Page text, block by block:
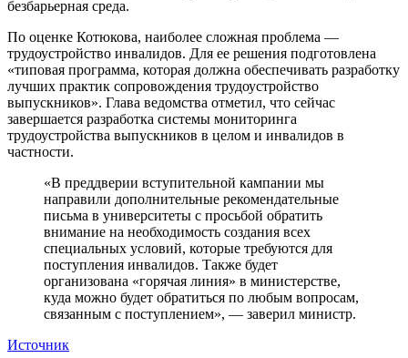
безбарьерная среда.
По оценке Котюкова, наиболее сложная проблема —
трудоустройство инвалидов. Для ее решения подготовлена
«типовая программа, которая должна обеспечивать разработку
лучших практик сопровождения трудоустройство
выпускников». Глава ведомства отметил, что сейчас
завершается разработка системы мониторинга
трудоустройства выпускников в целом и инвалидов в
частности.
«В преддверии вступительной кампании мы
направили дополнительные рекомендательные
письма в университеты с просьбой обратить
внимание на необходимость создания всех
специальных условий, которые требуются для
поступления инвалидов. Также будет
организована «горячая линия» в министерстве,
куда можно будет обратиться по любым вопросам,
связанным с поступлением», — заверил министр.
Источник